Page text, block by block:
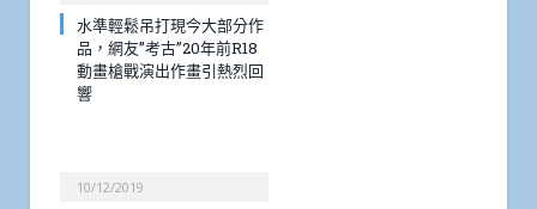
水準輕鬆吊打現今大部分作
品，網友”考古”20年前R18
動畫槍戰演出作畫引熱烈回
響
10/12/2019